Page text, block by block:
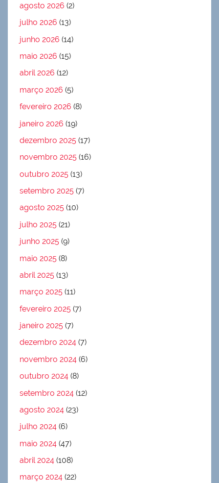
agosto 2026 (2)
julho 2026 (13)
junho 2026 (14)
maio 2026 (15)
abril 2026 (12)
março 2026 (5)
fevereiro 2026 (8)
janeiro 2026 (19)
dezembro 2025 (17)
novembro 2025 (16)
outubro 2025 (13)
setembro 2025 (7)
agosto 2025 (10)
julho 2025 (21)
junho 2025 (9)
maio 2025 (8)
abril 2025 (13)
março 2025 (11)
fevereiro 2025 (7)
janeiro 2025 (7)
dezembro 2024 (7)
novembro 2024 (6)
outubro 2024 (8)
setembro 2024 (12)
agosto 2024 (23)
julho 2024 (6)
maio 2024 (47)
abril 2024 (108)
março 2024 (22)